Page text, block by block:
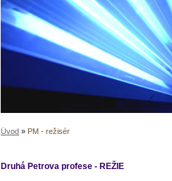
Úvod » PM - režisér
Druhá Petrova profese - REŽIE